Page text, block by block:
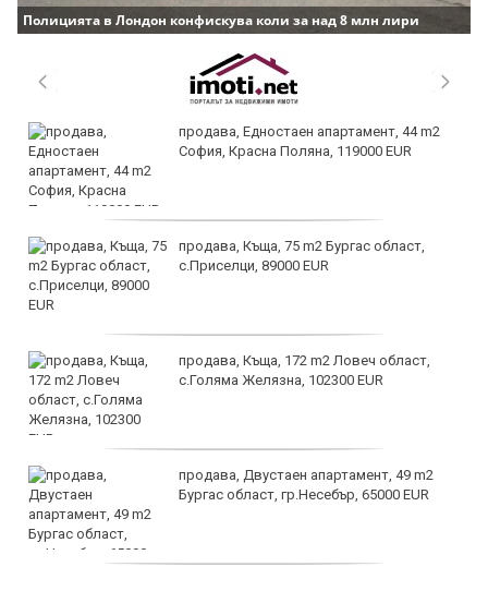
Полицията в Лондон конфискува коли за над 8 млн лири
продава, Едностаен апартамент, 44 m2
София, Красна Поляна, 119000 EUR
продава, Къща, 75 m2 Бургас област,
с.Приселци, 89000 EUR
продава, Къща, 172 m2 Ловеч област,
с.Голяма Желязна, 102300 EUR
продава, Двустаен апартамент, 49 m2
Бургас област, гр.Несебър, 65000 EUR